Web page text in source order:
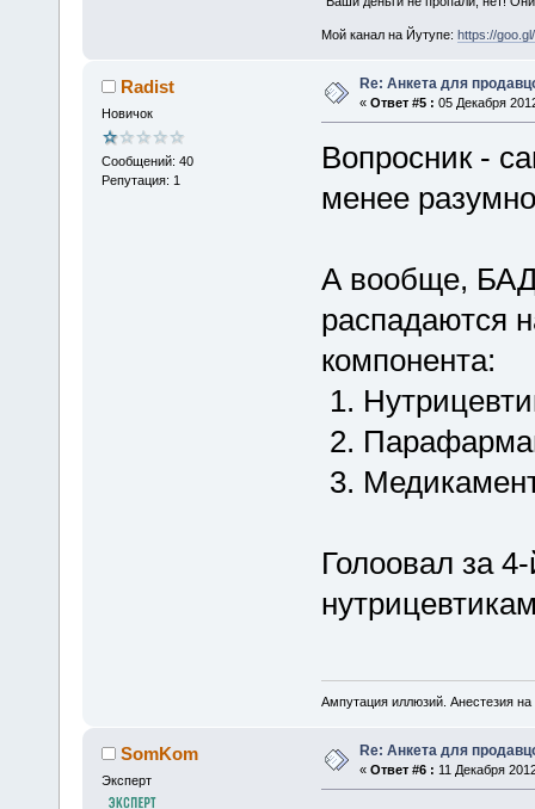
Мой канал на Йутупе: https://
Radist
Новичок
Сообщений: 40
Репутация: 1
Re: Анкета для
« Ответ #5 : 05 Декабря
Вопросник -
менее
А вообще,
распадаются
компонента:
1.
2.
3.
Голоовал за
Ампутация иллюзий. Анестезия на
SomKom
Эксперт
Re: Анкета для
« Ответ #6 : 11 Декабря